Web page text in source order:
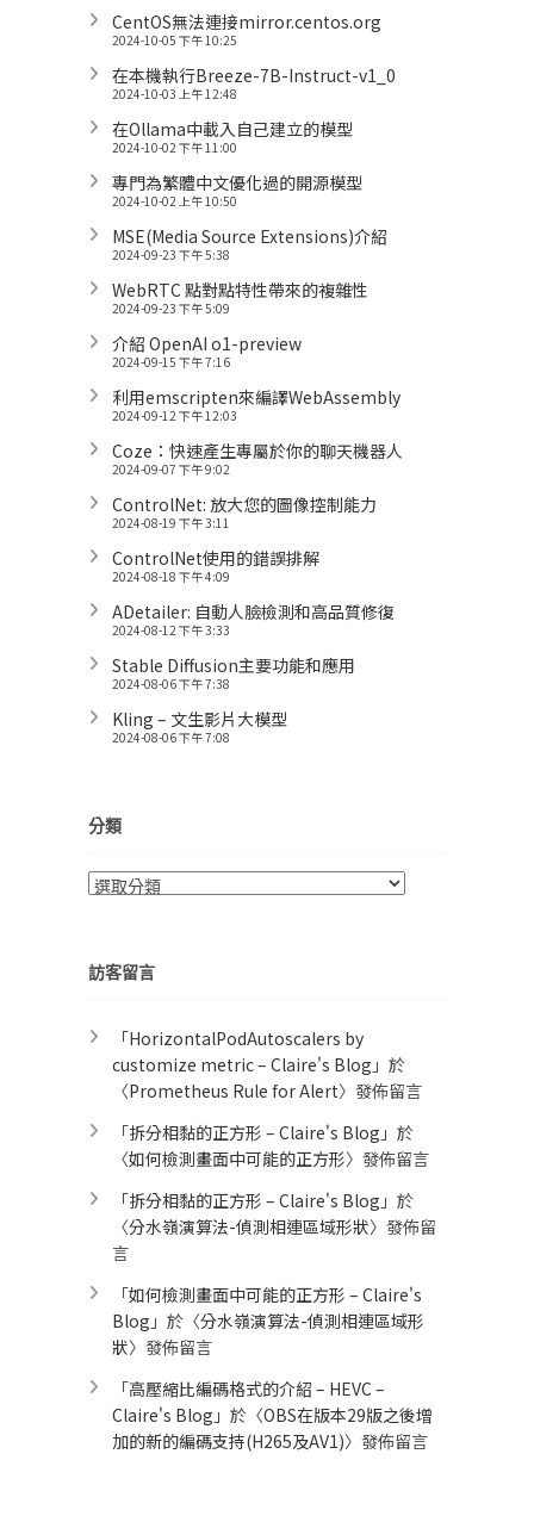
CentOS無法連接mirror.centos.org
2024-10-05 下午 10:25
在本機執行Breeze-7B-Instruct-v1_0
2024-10-03 上午 12:48
在Ollama中載入自己建立的模型
2024-10-02 下午 11:00
專門為繁體中文優化過的開源模型
2024-10-02 上午 10:50
MSE(Media Source Extensions)介紹
2024-09-23 下午 5:38
WebRTC 點對點特性帶來的複雜性
2024-09-23 下午 5:09
介紹 OpenAI o1-preview
2024-09-15 下午 7:16
利用emscripten來編譯WebAssembly
2024-09-12 下午 12:03
Coze：快速產生專屬於你的聊天機器人
2024-09-07 下午 9:02
ControlNet: 放大您的圖像控制能力
2024-08-19 下午 3:11
ControlNet使用的錯誤排解
2024-08-18 下午 4:09
ADetailer: 自動人臉檢測和高品質修復
2024-08-12 下午 3:33
Stable Diffusion主要功能和應用
2024-08-06 下午 7:38
Kling – 文生影片大模型
2024-08-06 下午 7:08
分類
分
訪客留言
「HorizontalPodAutoscalers by
customize metric – Claire's Blog 」於
〈Prometheus Rule for Alert​〉發佈留言
「拆分相黏的正方形 – Claire's Blog 」於
〈如何檢測畫面中可能的正方形〉發佈留言
「拆分相黏的正方形 – Claire's Blog 」於
〈分水嶺演算法-偵測相連區域形狀〉發佈留
言
「如何檢測畫面中可能的正方形 – Claire's
Blog 」於〈分水嶺演算法-偵測相連區域形
狀〉發佈留言
「高壓縮比編碼格式的介紹 – HEVC –
Claire's Blog 」於〈OBS在版本29版之後增
加的新的編碼支持(H265及AV1)〉發佈留言